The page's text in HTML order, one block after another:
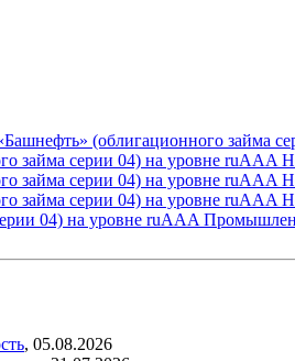
(облигационного займа
займа серии 04) на уровне ruAAA
займа серии 04) на уровне ruAAA
займа серии 04) на уровне ruAAA
04) на уровне ruAAA
, 05.08.2026